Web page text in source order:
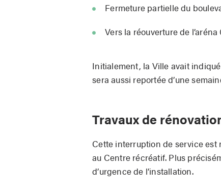
Fermeture partielle du
Vers la réouverture de
Initialement, la Ville avait
sera aussi reportée d’une
Travaux de
Cette interruption de service est
au Centre récréatif. Plus
d’urgence de l’installation.